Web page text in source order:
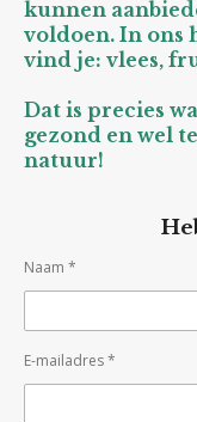
kunnen
voldoen. In ons
vind je: vlees,
Dat is precies
gezond en wel
natuur!
Naam *
E-mailadres *